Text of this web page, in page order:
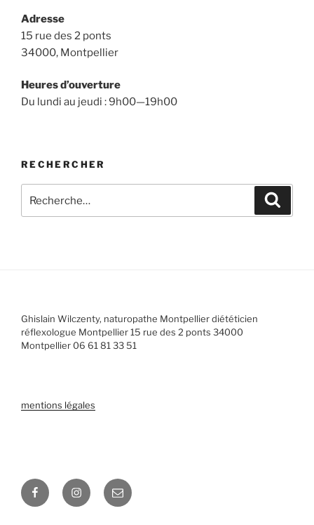
Adresse
15 rue des 2 ponts
34000, Montpellier
Heures d’ouverture
Du lundi au jeudi : 9h00—19h00
RECHERCHER
pour
Ghislain Wilczenty, naturopathe Montpellier diététicien
réflexologue Montpellier 15 rue des 2 ponts 34000
Montpellier 06 61 81 33 51
mentions légales
FacebookInstagram
E-
mail